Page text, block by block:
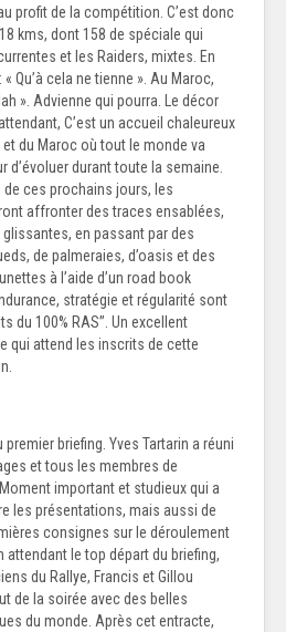
profit de la compétition. C’est donc
kms, dont 158 de spéciale qui
et les Raiders, mixtes. En
« Qu’à cela ne tienne ». Au Maroc,
». Advienne qui pourra. Le décor
C’est un accueil chaleureux
du Maroc où tout le monde va
d’évoluer durant toute la semaine.
de ces prochains jours, les
affronter des traces ensablées,
en passant par des
de palmeraies, d’oasis et des
à l’aide d’un road book
stratégie et régularité sont
du 100% RAS’’. Un excellent
qui attend les inscrits de cette
premier briefing. Yves Tartarin a réuni
et tous les membres de
important et studieux qui a
les présentations, mais aussi de
consignes sur le déroulement
attendant le top départ du briefing,
du Rallye, Francis et Gillou
de la soirée avec des belles
du monde. Après cet entracte,